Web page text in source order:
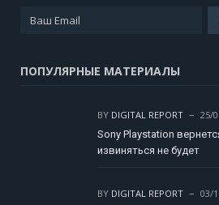
ПОПУЛЯРНЫЕ МАТЕРИАЛЫ
BY DIGITAL REPORT
25/
Sony Playstation
извиняться не будет
BY DIGITAL REPORT
03/